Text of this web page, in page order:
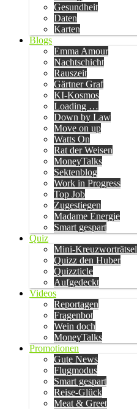
Gesundheit
Daten
Karten
Blogs
Emma Amour
Nachtschicht
Rauszeit
Gärtner Graf
KI-Kosmos
Loading …
Down by Law
Move on up
Watts On
Rat der Weisen
MoneyTalks
Sektenblog
Work in Progress
Top Job
Zugestiegen
Madame Energie
Smart gespart
Quiz
Mini-Kreuzworträtsel
Quizz den Huber
Quizzticle
Aufgedeckt
Videos
Reportagen
Fragenbot
Wein doch
MoneyTalks
Promotionen
Gute News
Flugmodus
Smart gespart
Reise-Glück
Meat & Greet